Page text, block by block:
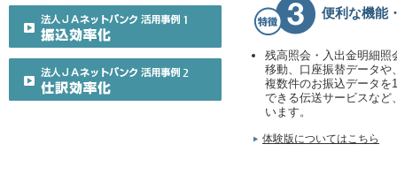
便利な機能
残高照会・入出金明細照
移動、口座振替データや
複数件のお振込データを
できる伝送サービスなど
います。
体験版についてはこちら